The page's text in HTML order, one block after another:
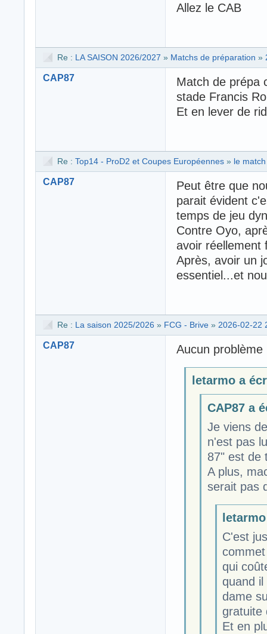
Allez le CAB
Re : LA SAISON 2026/2027 » Matchs de préparation »
CAP87
Match de prépa
stade Francis
Et en lever de
Re : Top14 - ProD2 et Coupes Européennes » le
CAP87
Peut être que
parait évident
temps de jeu
Contre Oyo,
avoir réellement
Après, avoir un
essentiel...et
Re : La saison 2025/2026 » FCG - Brive » 2026-02-22
CAP87 Aucun
letarmo a
CAP87 a
Je viens
n'est pas
87" est de
A plus,
serait pas
C'est
qui
quand
dame
gratuite
Et en